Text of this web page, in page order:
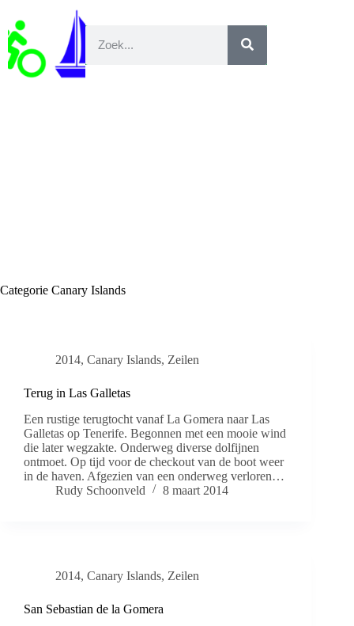
Categorie Canary Islands
2014, Canary Islands, Zeilen
Terug in Las Galletas
Een rustige terugtocht vanaf La Gomera naar Las
Galletas op Tenerife. Begonnen met een mooie wind
die later wegzakte. Onderweg diverse dolfijnen
ontmoet. Op tijd voor de checkout van de boot weer
in de haven. Afgezien van een onderweg verloren…
Rudy Schoonveld
8 maart 2014
2014, Canary Islands, Zeilen
San Sebastian de la Gomera